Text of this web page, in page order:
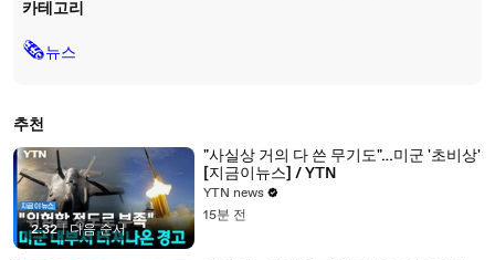
카테고리
🗞뉴스
추천
2:32 | 다음 순서
"사실상 거의 다 쓴 무기도"…미군 '초비상'
[지금이뉴스] / YTN
YTN news
15분 전